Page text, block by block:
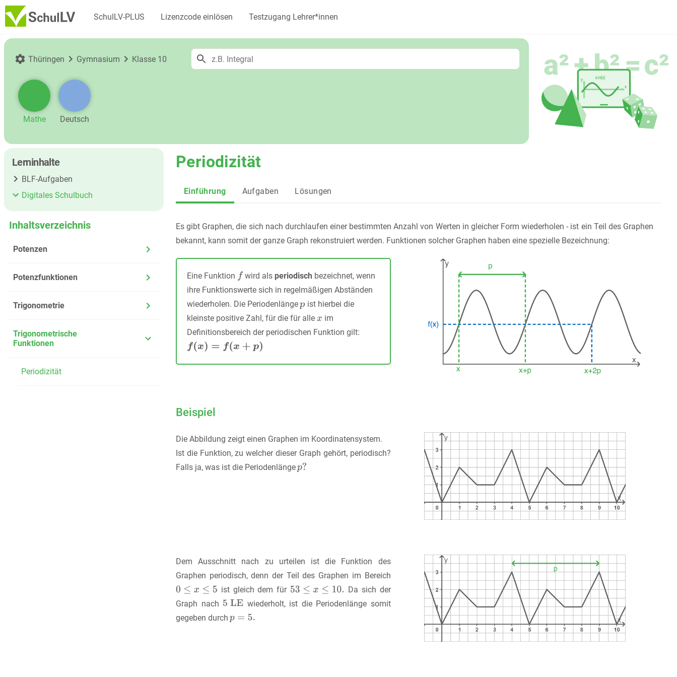
SchulLV-PLUS Lizenzcode einlösen Testzugang Lehrer*innen
Thüringen Gymnasium Klasse 10
Mathe Deutsch
Lerninhalte
BLF-Aufgaben
Digitales Schulbuch
Inhaltsverzeichnis
Potenzen
Potenzfunktionen
Trigonometrie
Trigonometrische
Funktionen
Periodizität
Periodizität
Einführung Aufgaben Lösungen
Es gibt Graphen, die sich nach durchlaufen einer bestimmten Anzahl von Werten in gleicher Form wiederholen - ist ein Teil des Graphen
bekannt, kann somit der ganze Graph rekonstruiert werden. Funktionen solcher Graphen haben eine spezielle Bezeichnung:
Eine Funktion wird als periodisch bezeichnet, wenn
ihre Funktionswerte sich in regelmäßigen Abständen
wiederholen. Die Periodenlänge
ist hierbei die
kleinste positive Zahl, für die für alle
im
Definitionsbereich der periodischen Funktion gilt:
Beispiel
Die Abbildung zeigt einen Graphen im Koordinatensystem.
Ist die Funktion, zu welcher dieser Graph gehört, periodisch?
Falls ja, was ist die Periodenlänge
Dem Ausschnitt nach zu urteilen ist die Funktion des
Graphen periodisch, denn der Teil des Graphen im Bereich
ist gleich dem für
Da sich der
Graph nach
wiederholt, ist die Periodenlänge somit
gegeben durch